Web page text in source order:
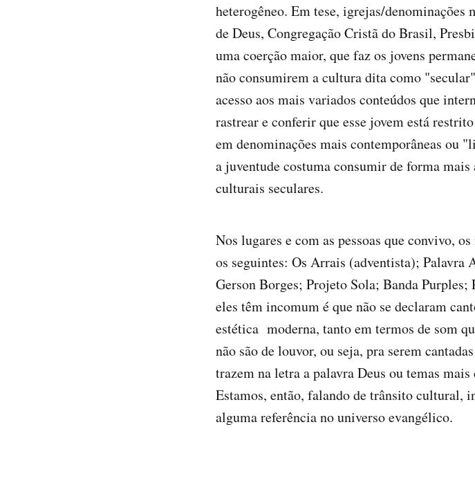
heterogêneo. Em tese, igrejas/
de Deus, Congregação Cristã do Brasil,
uma coerção maior, que faz os jovens
não consumirem a cultura dita como
acesso aos mais variados conteúdos que
rastrear e conferir que esse jovem está
em denominações mais contemporâneas ou
a juventude costuma consumir de forma mais
culturais seculares.
Nos lugares e com as pessoas que convivo,
os seguintes: Os Arrais (adventista);
Gerson Borges; Projeto Sola; Banda
eles têm incomum é que não se declaram
estética moderna, tanto em termos de som
não são de louvor, ou seja, pra serem
trazem na letra a palavra Deus ou temas
Estamos, então, falando de trânsito cultural,
alguma referência no universo evangélico.